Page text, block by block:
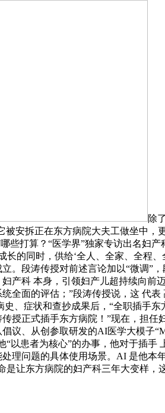
除
安拆正在东方病院大夫工做坐中
些打算？“医学界”独家专访出名妇
的同时，供给‘全人、全家、全程
。段涛传授对前述言论加以“微调”
产科 本身，引领妇产儿超持续向
全面的评估；”段涛传授说，这 代
、症状和查抄成果后，“全职插手
授正式插手东方病院！”现在，担
议、从创参取研发的AI医学大模子
“以患者为核心”的办事，他对于插
理问题的具体使用场景。AI 是他
让东方病院的妇产科三年大变样，